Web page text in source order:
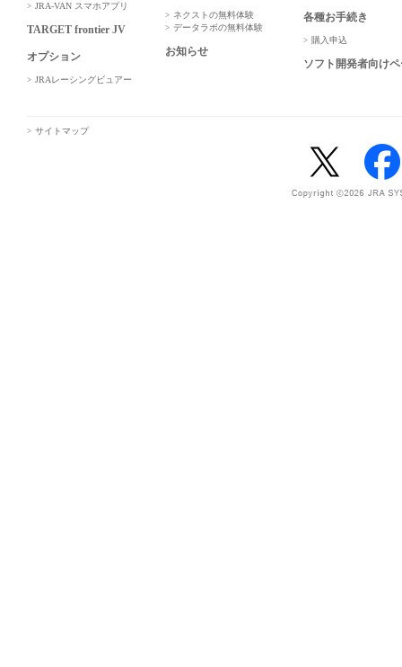
JRA-VAN スマホアプリ
TARGET frontier JV
オプション
JRAレーシングビュアー
ネクストの無料体験
データラボの無料体験
お知らせ
各種お手続き
購入申込
ソフト開発者向け
サイトマップ